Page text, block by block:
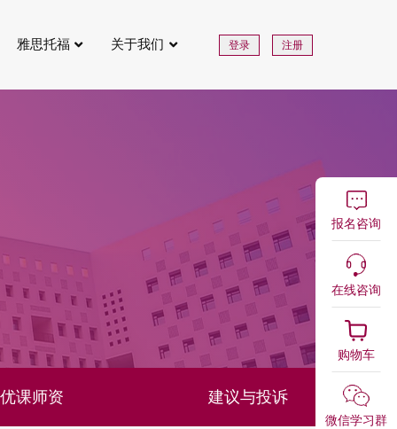
雅思托福 关于我们 登录 注册
优课师资 建议与投诉
报名咨询
在线咨询
购物车
微信学习群